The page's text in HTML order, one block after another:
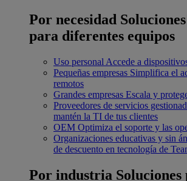
Por necesidad
para diferentes equipos
Uso personal Accede a
Pequeñas empresas Simplifica el
remotos
Grandes empresas Escala y
Proveedores de servicios
mantén la TI de tus clientes
OEM Optimiza el soporte y las
Organizaciones educativas y sin
de descuento en tecnología de
Por industria